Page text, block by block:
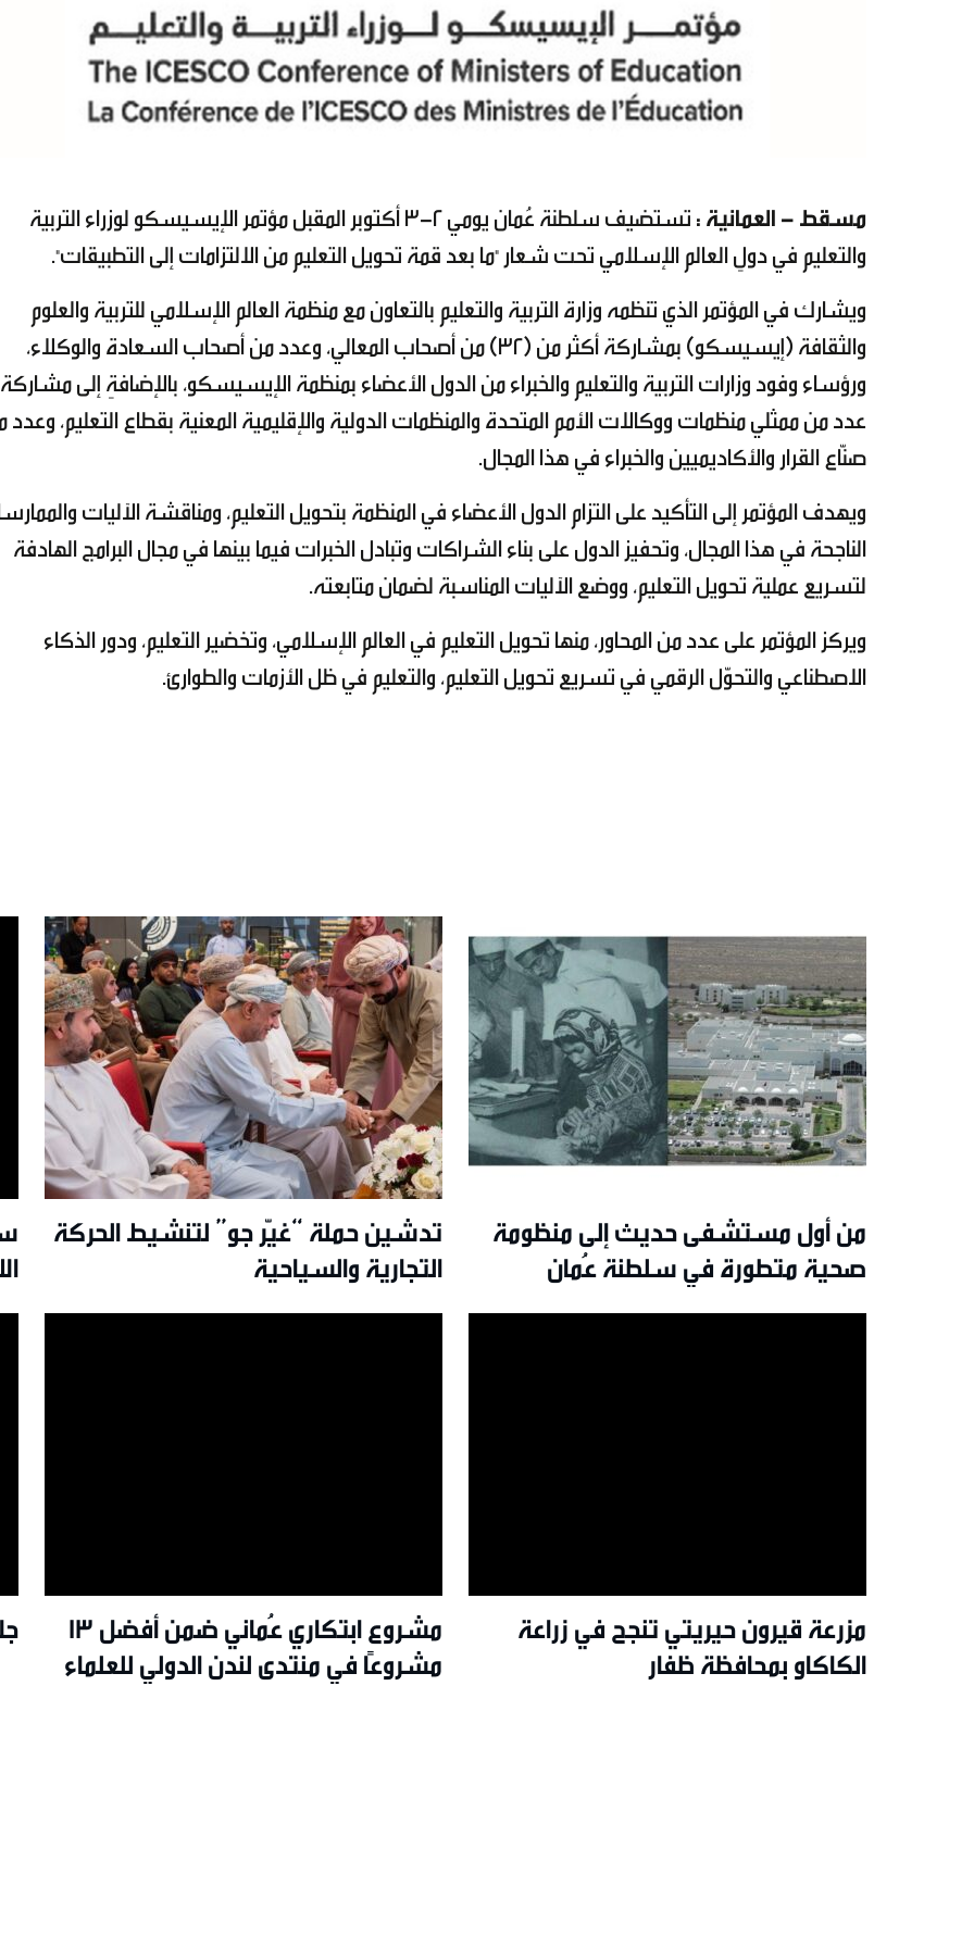
مسقط - العمانية :
تستضيف سلطنة عُمان يومي 2-3 أكتوبر المقبل مؤتمر الإيسيسكو لوزراء التربية
والتعليم في دولِ العالم الإسلامي تحت شعار "ما بعد قمة تحويل التعليم من الالتزامات إلى التطبيقات".
ويشارك في المؤتمر الذي تنظمه وزارة التربية والتعليم بالتعاون مع منظمة العالم الإسلامي للتربية والعلوم
والثقافة (إيسيسكو) بمشاركة أكثر من (32) من أصحاب المعالي، وعدد من أصحاب السعادة والوكلاء،
ورؤساء وفود وزارات التربية والتعليم والخبراء من الدول الأعضاء بمنظمة الإيسيسكو، بالإضافةِ إلى مشاركة
عدد من ممثلي منظمات ووكالات الأمم المتحدة والمنظمات الدولية والإقليمية المعنية بقطاع التعليم، وعدد
صنّاع القرار والأكاديميين والخبراء في هذا المجال.
ويهدف المؤتمر إلى التأكيد على التزام الدول الأعضاء في المنظمة بتحويل التعليم، ومناقشة الآليات
الناجحة في هذا المجال، وتحفيز الدول على بناء الشراكات وتبادل الخبرات فيما بينها في مجال البرامج الهادفة
لتسريع عملية تحويل التعليم، ووضع الآليات المناسبة لضمان متابعته.
ويركز المؤتمر على عدد من المحاور، منها تحويل التعليم في العالم الإسلامي، وتخضير التعليم، ودور الذكاء
الاصطناعي والتحوّل الرقمي في تسريع تحويل التعليم، والتعليم في ظل الأزمات والطوارئ.
من أول مستشفى حديث إلى منظومة
صحية متطورة في سلطنة عُمان
تدشين حملة “غيّر جو” لتنشيط الحركة
التجارية والسياحية
مزرعة قيرون حيريتي تنجح في زراعة
الكاكاو بمحافظة ظفار
مشروع ابتكاري عُماني ضمن أفضل 13
مشروعًا في منتدى لندن الدولي للعلماء